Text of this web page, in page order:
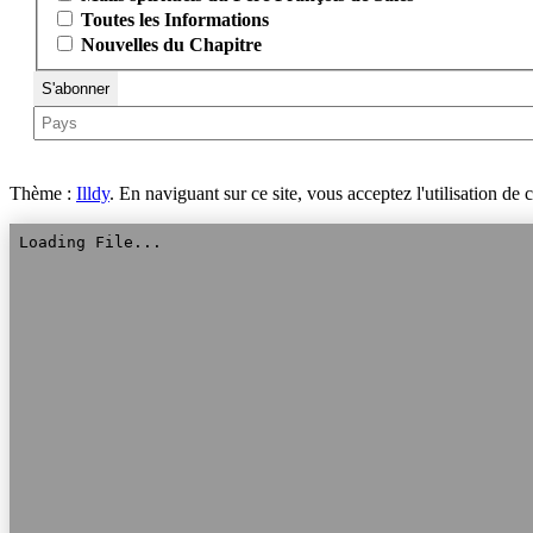
Toutes les Informations
Nouvelles du Chapitre
Thème : Illdy. En naviguant sur ce site, vous acceptez l'utilisation de